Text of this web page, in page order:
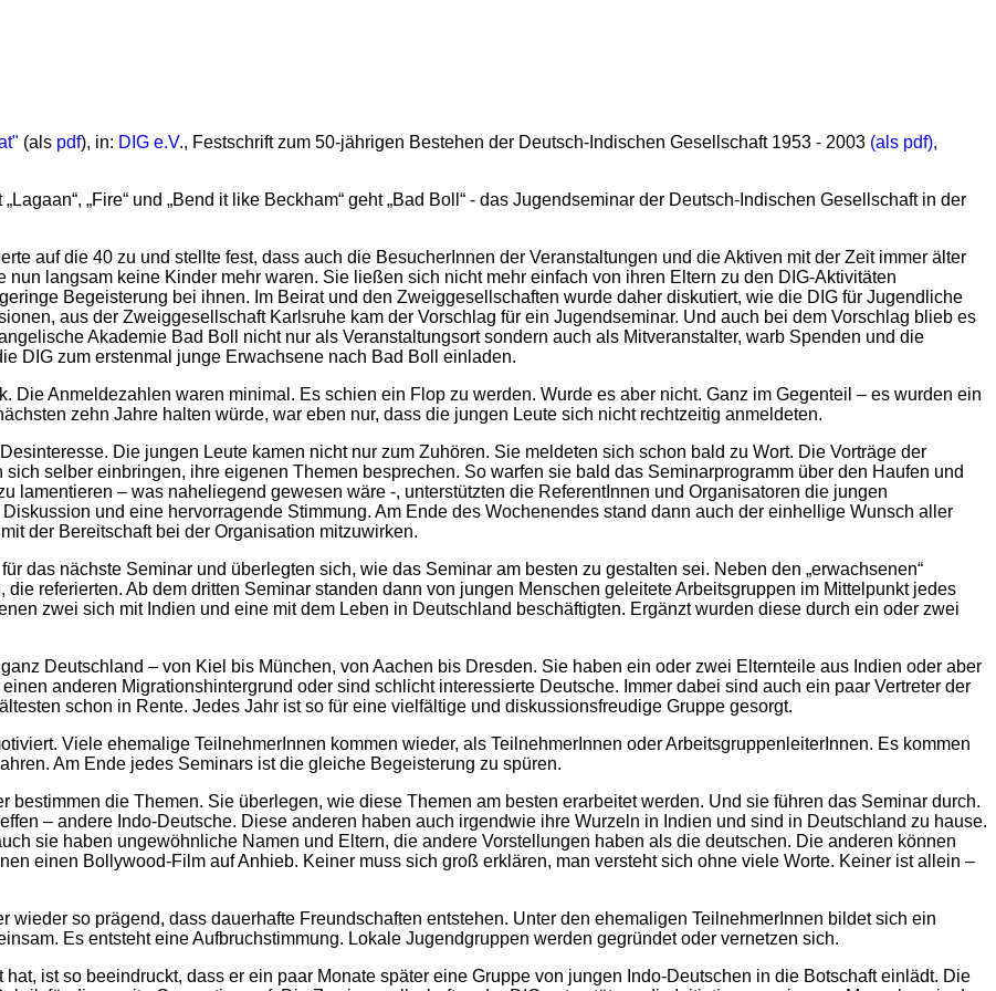
(als pdf), in: DIG e.V., Festschrift zum 50-jährigen Bestehen der Deutsch-Indischen Gesellschaft 1953 - 2003 (als pdf),
„Fire“ und „Bend it like Beckham“ geht „Bad Boll“ - das Jugendseminar der Deutsch-Indischen Gesellschaft in der
auf die 40 zu und stellte fest, dass auch die BesucherInnen der Veranstaltungen und die Aktiven mit der Zeit immer älter
langsam keine Kinder mehr waren. Sie ließen sich nicht mehr einfach von ihren Eltern zu den DIG-Aktivitäten
Begeisterung bei ihnen. Im Beirat und den Zweiggesellschaften wurde daher diskutiert, wie die DIG für Jugendliche
aus der Zweiggesellschaft Karlsruhe kam der Vorschlag für ein Jugendseminar. Und auch bei dem Vorschlag blieb es
Akademie Bad Boll nicht nur als Veranstaltungsort sondern auch als Mitveranstalter, warb Spenden und die
DIG zum erstenmal junge Erwachsene nach Bad Boll einladen.
Die Anmeldezahlen waren minimal. Es schien ein Flop zu werden. Wurde es aber nicht. Ganz im Gegenteil – es wurden ein
zehn Jahre halten würde, war eben nur, dass die jungen Leute sich nicht rechtzeitig anmeldeten.
Die jungen Leute kamen nicht nur zum Zuhören. Sie meldeten sich schon bald zu Wort. Die Vorträge der
selber einbringen, ihre eigenen Themen besprechen. So warfen sie bald das Seminarprogramm über den Haufen und
lamentieren – was naheliegend gewesen wäre -, unterstützten die ReferentInnen und Organisatoren die jungen
und eine hervorragende Stimmung. Am Ende des Wochenendes stand dann auch der einhellige Wunsch aller
der Bereitschaft bei der Organisation mitzuwirken.
das nächste Seminar und überlegten sich, wie das Seminar am besten zu gestalten sei. Neben den „erwachsenen“
referierten. Ab dem dritten Seminar standen dann von jungen Menschen geleitete Arbeitsgruppen im Mittelpunkt jedes
zwei sich mit Indien und eine mit dem Leben in Deutschland beschäftigten. Ergänzt wurden diese durch ein oder zwei
Deutschland – von Kiel bis München, von Aachen bis Dresden. Sie haben ein oder zwei Elternteile aus Indien oder aber
anderen Migrationshintergrund oder sind schlicht interessierte Deutsche. Immer dabei sind auch ein paar Vertreter der
schon in Rente. Jedes Jahr ist so für eine vielfältige und diskussionsfreudige Gruppe gesorgt.
Viele ehemalige TeilnehmerInnen kommen wieder, als TeilnehmerInnen oder ArbeitsgruppenleiterInnen. Es kommen
Am Ende jedes Seminars ist die gleiche Begeisterung zu spüren.
bestimmen die Themen. Sie überlegen, wie diese Themen am besten erarbeitet werden. Und sie führen das Seminar durch.
– andere Indo-Deutsche. Diese anderen haben auch irgendwie ihre Wurzeln in Indien und sind in Deutschland zu hause.
sie haben ungewöhnliche Namen und Eltern, die andere Vorstellungen haben als die deutschen. Die anderen können
einen Bollywood-Film auf Anhieb. Keiner muss sich groß erklären, man versteht sich ohne viele Worte. Keiner ist allein –
so prägend, dass dauerhafte Freundschaften entstehen. Unter den ehemaligen TeilnehmerInnen bildet sich ein
Es entsteht eine Aufbruchstimmung. Lokale Jugendgruppen werden gegründet oder vernetzen sich.
ist so beeindruckt, dass er ein paar Monate später eine Gruppe von jungen Indo-Deutschen in die Botschaft einlädt. Die